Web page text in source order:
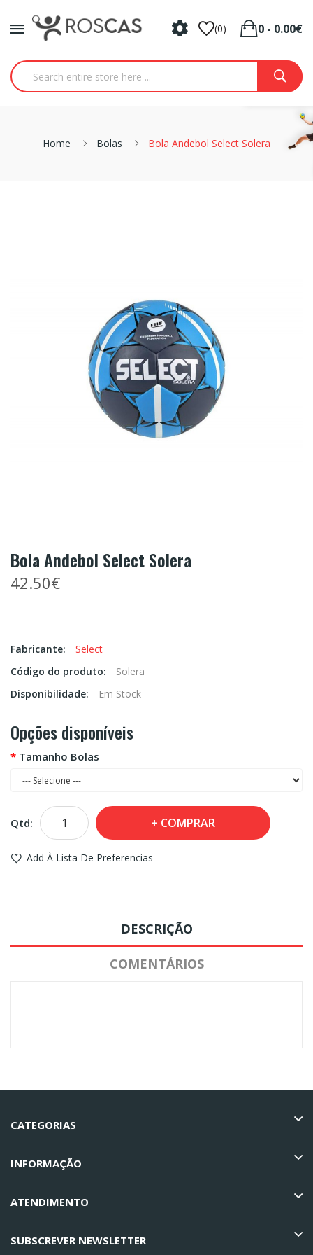
(0) 0 - 0.00€
Home Bolas Bola Andebol Select Solera
Bola Andebol Select Solera
42.50€
Fabricante:
Select
Código do produto:
Solera
Disponibilidade:
Em Stock
Opções disponíveis
Tamanho Bolas
Qtd: COMPRAR
Add À Lista De Preferencias
DESCRIÇÃO
COMENTÁRIOS
CATEGORIAS
INFORMAÇÃO
ATENDIMENTO
SUBSCREVER NEWSLETTER